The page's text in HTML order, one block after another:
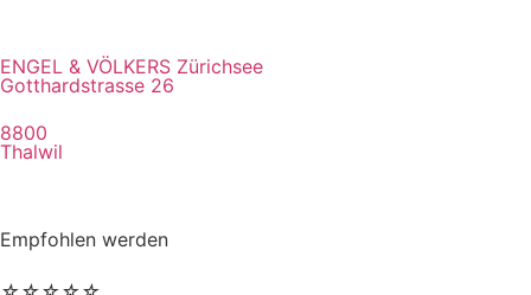
ENGEL & VÖLKERS Zürichsee
Gotthardstrasse 26
8800
Thalwil
Empfohlen werden